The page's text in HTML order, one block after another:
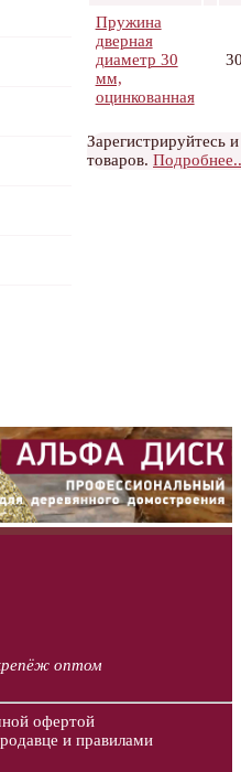
Пружина
дверная
диаметр 30
мм,
оцинкованная
Зарегистрируйтесь
товаров.
оптом
офертой
и правилами